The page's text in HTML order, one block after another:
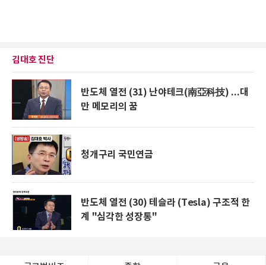
김대호 진단
반도체 열전 (31) 난야테크(南亞科技) ...대
만 메모리의 꿈
청개구리 국민연금
반도체 열전 (30) 테슬라 (Tesla) 구조적 한
계 "심각한 성장통"